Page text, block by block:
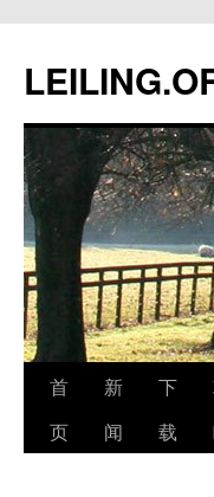
文
首
页
新
闻
下
载